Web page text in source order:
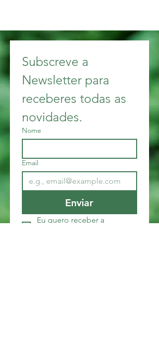
Subscreve a
Newsletter para
receberes todas as
novidades.
Nome
Email
Enviar
Eu quero receber a